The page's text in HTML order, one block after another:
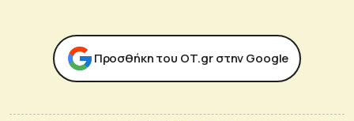
Προσθήκη του ΟΤ.gr στην Google